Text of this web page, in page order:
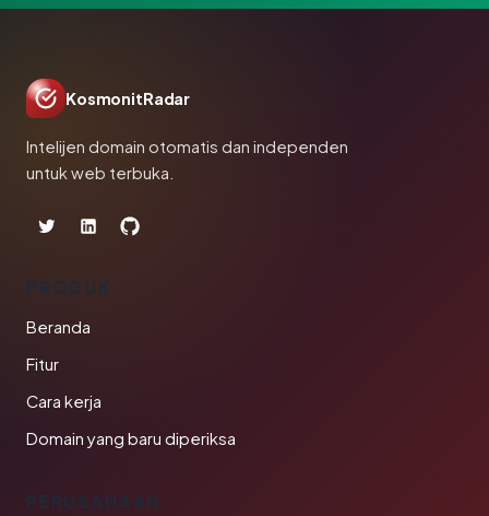
KosmonitRadar
Intelijen domain otomatis dan independen
untuk web terbuka.
PRODUK
Beranda
Fitur
Cara kerja
Domain yang baru diperiksa
PERUSAHAAN